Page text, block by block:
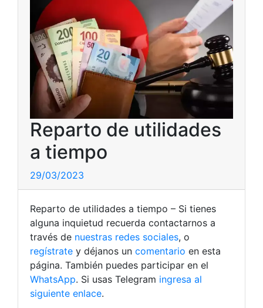
Reparto de utilidades
a tiempo
29/03/2023
Reparto de utilidades a tiempo – Si tienes
alguna inquietud recuerda contactarnos a
través de nuestras redes sociales, o
regístrate y déjanos un comentario en esta
página. También puedes participar en el
WhatsApp. Si usas Telegram ingresa al
siguiente enlace.